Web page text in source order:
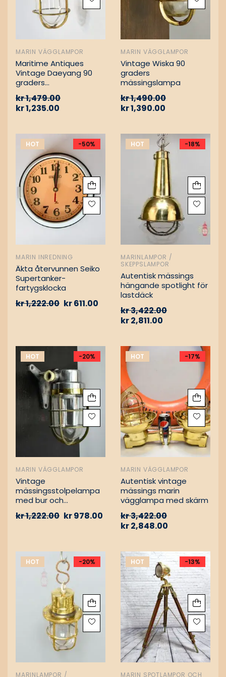
MARIN VÄGGLAMPOR
Maritime Antiques
Vintage Daeyang 90
graders
kr1,479.00
kr1,235.00
MARIN VÄGGLAMPOR
Vintage Wiska 90
graders
mässingslampa
kr1,490.00
kr1,390.00
HOT -50%
MARIN INREDNING
Äkta återvunnen Seiko
Supertanker-
fartygsklocka
kr1,222.00 kr611.00
HOT -18%
MARINLAMPOR /
SKEPPSLAMPOR
Autentisk mässings
hängande spotlight för
lastdäck
kr3,422.00
kr2,811.00
HOT -20%
MARIN VÄGGLAMPOR
Vintage
mässingsstolpelampa
med bur och
Nautisk
kr1,222.00 kr978.00
HOT -17%
MARIN VÄGGLAMPOR
Autentisk vintage
mässings marin
vägglampa med skärm
kr3,422.00
kr2,848.00
HOT -20%
MARINLAMPOR /
HOT -13%
MARIN SPOTLAMPOR OCH